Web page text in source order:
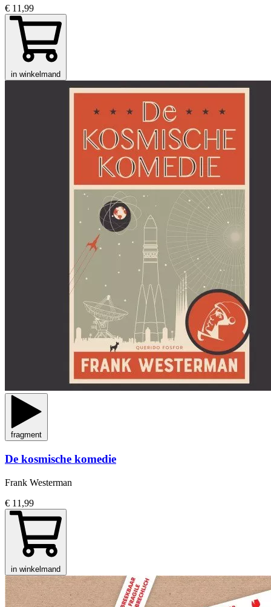
€ 11,99
in winkelmand
fragment
De kosmische komedie
Frank Westerman
€ 11,99
in winkelmand